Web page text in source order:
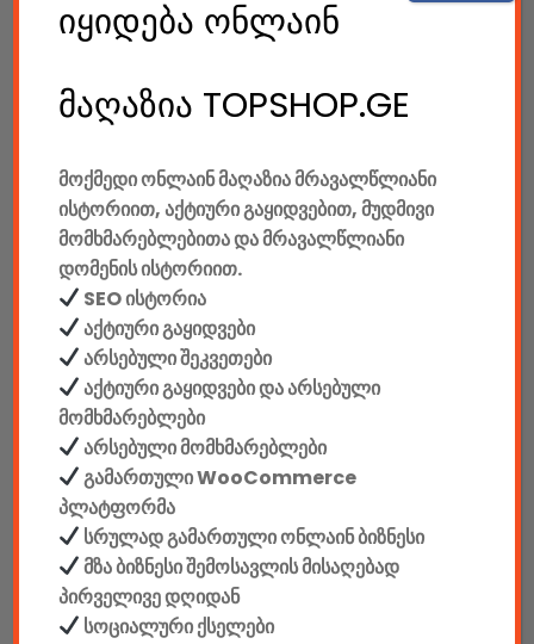
185.00GEL
Gaming Სავარძელი Defender Corsair CL-361, Red/black,PU,50mm
Gaming Სავარძელი Defender Devastator CT-365, Red/black,PU,50mm
780.00GEL
Gaming Სავარძელი Defender Dominator CM-362, Blue/black,PU,50mm
650.00GEL
Gaming Სავარძელი Defender Dominator CM-362, Red/black,PU,50mm
780.00GEL
Gaming Სავარძელი Defender Interceptor CM-363, Blue/black,PU,60mm
იყიდება ონლაინ
მაღაზია TOPSHOP.GE
მოქმედი ონლაინ მაღაზია მრავალწლიანი
ისტორიით, აქტიური გაყიდვებით, მუდმივი
მომხმარებლებითა და მრავალწლიანი
დომენის ისტორიით.
SEO ისტორია
აქტიური გაყიდვები
არსებული შეკვეთები
აქტიური გაყიდვები და არსებული
მომხმარებლები
არსებული მომხმარებლები
გამართული WooCommerce
პლატფორმა
სრულად გამართული ონლაინ ბიზნესი
მზა ბიზნესი შემოსავლის მისაღებად
პირველივე დღიდან
სოციალური ქსელები